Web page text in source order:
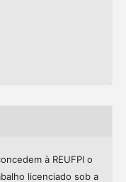
à REUFPI o
licenciado sob a